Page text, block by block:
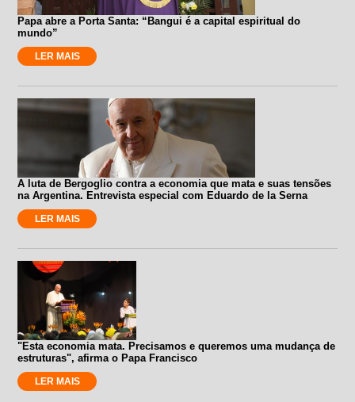
Papa abre a Porta Santa: “Bangui é a capital espiritual do
mundo”
LER MAIS
A luta de Bergoglio contra a economia que mata e suas tensões
na Argentina. Entrevista especial com Eduardo de la Serna
LER MAIS
"Esta economia mata. Precisamos e queremos uma mudança de
estruturas", afirma o Papa Francisco
LER MAIS